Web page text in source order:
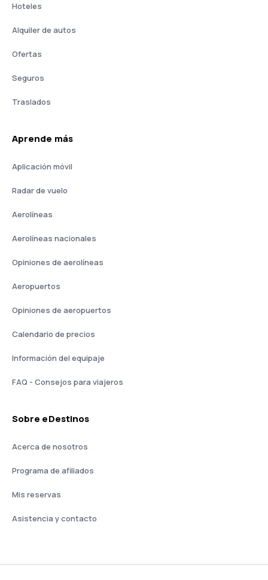
Hoteles
Alquiler de autos
Ofertas
Seguros
Traslados
Aprende más
Aplicación móvil
Radar de vuelo
Aerolíneas
Aerolíneas nacionales
Opiniones de aerolíneas
Aeropuertos
Opiniones de aeropuertos
Calendario de precios
Información del equipaje
FAQ - Consejos para viajeros
Sobre eDestinos
Acerca de nosotros
Programa de afiliados
Mis reservas
Asistencia y contacto